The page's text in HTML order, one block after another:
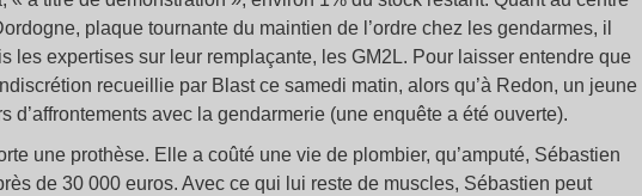
plaque tournante du maintien de l’ordre chez les gendarmes, il
les expertises sur leur remplaçante, les GM2L. Pour laisser entendre que
recueillie par Blast ce samedi matin, alors qu’à Redon, un jeune
d’affrontements avec la gendarmerie (une enquête a été ouverte).
une prothèse. Elle a coûté une vie de plombier, qu’amputé, Sébastien
de 30 000 euros. Avec ce qui lui reste de muscles, Sébastien peut